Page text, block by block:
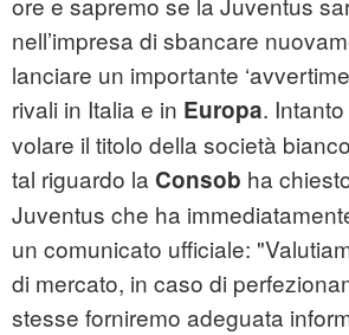
nell’impresa di sbancare
lanciare un importante
rivali in Italia e in Europa.
volare il titolo della società
tal riguardo la Consob ha
Juventus che ha
un comunicato ufficiale:
di mercato, in caso di
stesse forniremo adeguata